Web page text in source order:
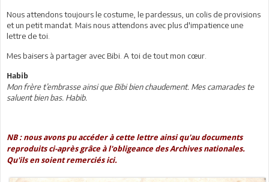
Nous attendons toujours le costume, le pardessus, un colis de provisions
et un petit mandat. Mais nous attendons avec plus d'impatience une
lettre de toi.
Mes baisers à partager avec Bibi. A toi de tout mon cœur.
Habib
Mon frère t’embrasse ainsi que Bibi bien chaudement. Mes camarades te
saluent bien bas. Habib.
NB : nous avons pu accéder à cette lettre ainsi qu'au documents
reproduits ci-après grâce à l'obligeance des Archives nationales.
Qu'ils en soient remerciés ici.